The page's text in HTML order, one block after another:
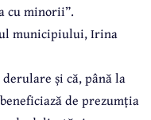
cu minorii”.
municipiului, Irina
și că, până la
de prezumția